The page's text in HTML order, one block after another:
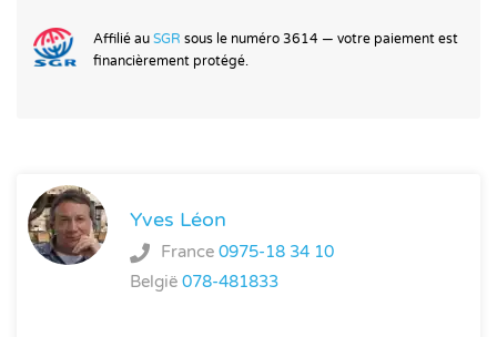
Affilié au SGR sous le numéro 3614 — votre paiement est
financièrement protégé.
Yves Léon
France 0975-18 34 10
België 078-481833